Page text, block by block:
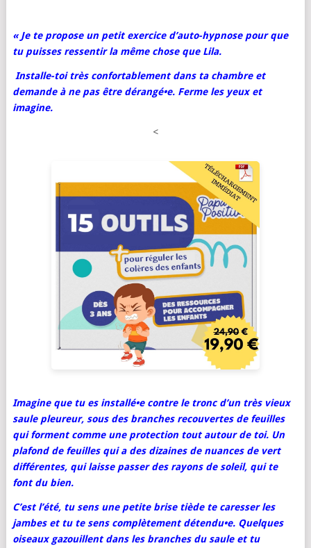
« Je te propose un petit exercice d’auto-hypnose pour que
tu puisses ressentir la même chose que Lila.
Installe-toi très confortablement dans ta chambre et
demande à ne pas être dérangé•e. Ferme les yeux et
imagine.
<
Imagine que tu es installé•e contre le tronc d’un très vieux
saule pleureur, sous des branches recouvertes de feuilles
qui forment comme une protection tout autour de toi. Un
plafond de feuilles qui a des dizaines de nuances de vert
différentes, qui laisse passer des rayons de soleil, qui te
font du bien.
C’est l’été, tu sens une petite brise tiède te caresser les
jambes et tu te sens complètement détendu•e. Quelques
oiseaux gazouillent dans les branches du saule et tu